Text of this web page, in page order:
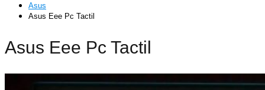
Asus
Asus Eee Pc Tactil
Asus Eee Pc Tactil